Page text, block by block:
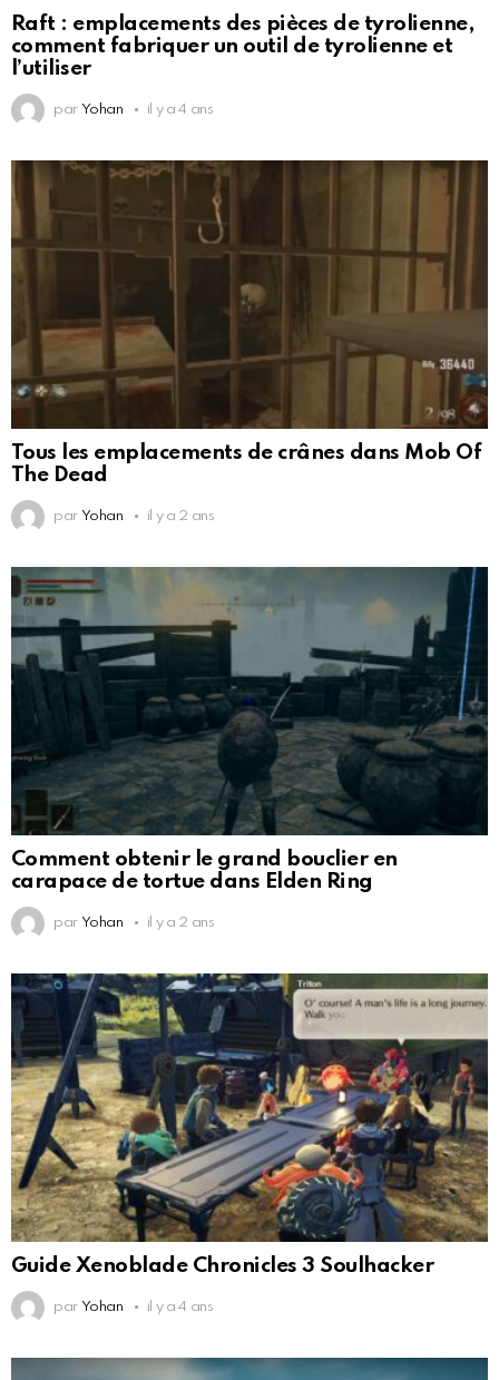
Raft : emplacements des pièces de tyrolienne,
comment fabriquer un outil de tyrolienne et
l’utiliser
par Yohan il y a 4 ans
Tous les emplacements de crânes dans Mob Of
The Dead
par Yohan il y a 2 ans
Comment obtenir le grand bouclier en
carapace de tortue dans Elden Ring
par Yohan il y a 2 ans
Guide Xenoblade Chronicles 3 Soulhacker
par Yohan il y a 4 ans